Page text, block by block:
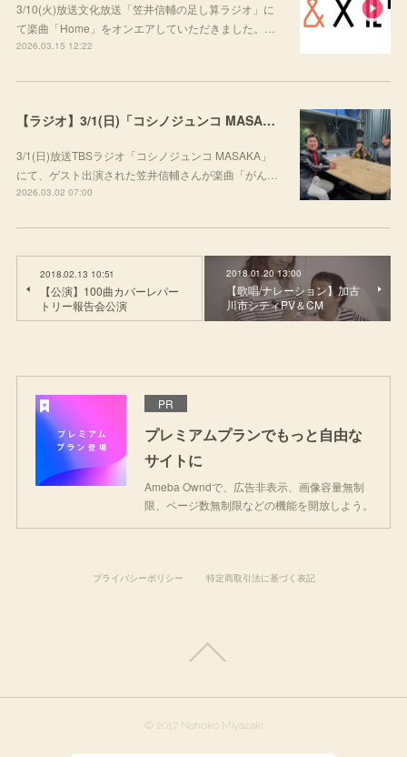
3/10(火)放送文化放送「笠井信輔の足し算ラジオ」に
て楽曲「Home」をオンエアしていただきました。…
2026.03.15 12:22
【ラジオ】3/1(日)「コシノジュンコ MASAKA」にて楽曲をご紹介いただきました
3/1(日)放送TBSラジオ「コシノジュンコ MASAKA」
にて、ゲスト出演された笠井信輔さんが楽曲「がん…
2026.03.02 07:00
2018.02.13 10:51
【公演】100曲カバーレパー
トリー報告会公演
2018.01.20 13:00
【歌唱/ナレーション】加古
川市シティPV＆CM
PR
プレミアムプランでもっと自由な
サイトに
Ameba Owndで、広告非表示、画像容量無制
限、ページ数無制限などの機能を開放しよう。
プライバシーポリシー 特定商取引法に基づく表記
© 2017 Nahoko Miyazaki